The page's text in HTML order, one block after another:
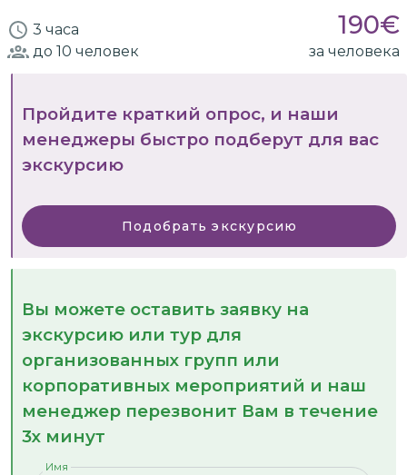
3 часа 190€
до 10 человек за человека
Пройдите краткий опрос, и наши
менеджеры быстро подберут для вас
экскурсию
Подобрать экскурсию
Вы можете оставить заявку на
экскурсию или тур для
организованных групп или
корпоративных мероприятий и наш
менеджер перезвонит Вам в течение
3х минут
Имя